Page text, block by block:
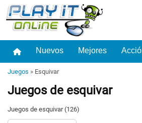
Nuevos Mejores
Juegos » Esquivar
Juegos de esquivar
Juegos de esquivar (126)